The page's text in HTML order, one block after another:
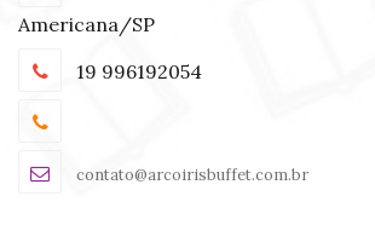
Americana/SP
19 996192054
contato@arcoirisbuffet.com.br